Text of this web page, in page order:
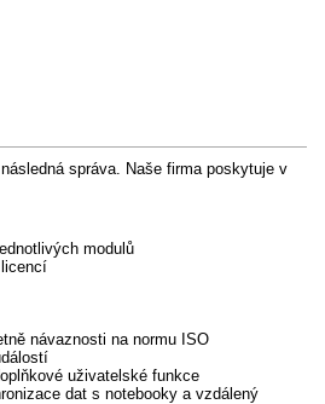
správa. Naše firma poskytuje v
modulů
návaznosti na normu ISO
uživatelské funkce
dat s notebooky a vzdálený